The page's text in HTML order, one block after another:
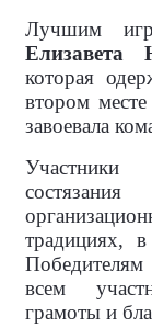
Лучшим
Елизавета
которая
втором
завоевала
Участники
традициях,
всем
грамоты и